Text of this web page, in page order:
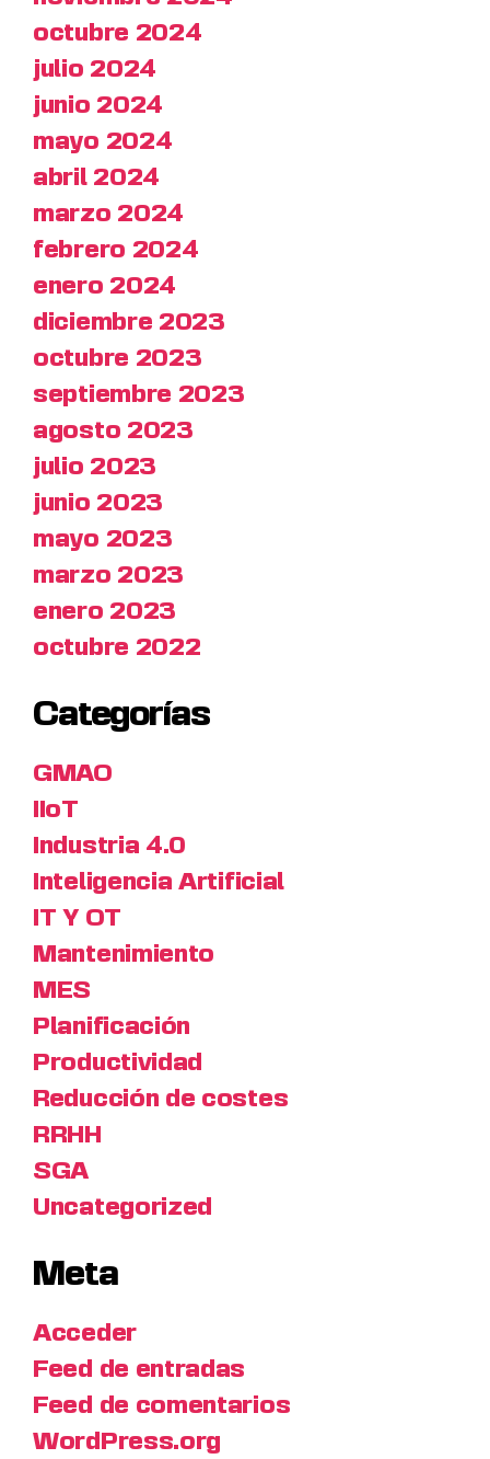
octubre 2024
julio 2024
junio 2024
mayo 2024
abril 2024
marzo 2024
febrero 2024
enero 2024
diciembre 2023
octubre 2023
septiembre 2023
agosto 2023
julio 2023
junio 2023
mayo 2023
marzo 2023
enero 2023
octubre 2022
Categorías
GMAO
IIoT
Industria 4.0
Inteligencia Artificial
IT Y OT
Mantenimiento
MES
Planificación
Productividad
Reducción de costes
RRHH
SGA
Uncategorized
Meta
Acceder
Feed de entradas
Feed de comentarios
WordPress.org